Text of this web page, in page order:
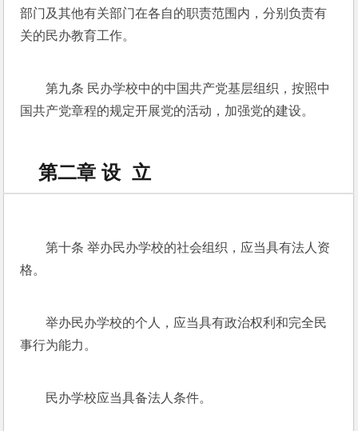
部门及其他有关部门在各自的职责范围内，分别负责有
关的民办教育工作。
第九条 民办学校中的中国共产党基层组织，按照中
国共产党章程的规定开展党的活动，加强党的建设。
第二章 设 立
第十条 举办民办学校的社会组织，应当具有法人资
格。
举办民办学校的个人，应当具有政治权利和完全民
事行为能力。
民办学校应当具备法人条件。